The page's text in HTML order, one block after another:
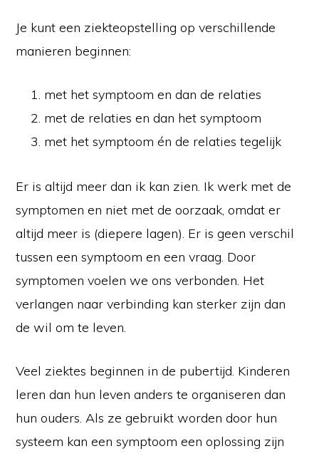
Je kunt een ziekteopstelling op verschillende
manieren beginnen:
met het symptoom en dan de relaties
met de relaties en dan het symptoom
met het symptoom én de relaties tegelijk
Er is altijd meer dan ik kan zien. Ik werk met de
symptomen en niet met de oorzaak, omdat er
altijd meer is (diepere lagen). Er is geen verschil
tussen een symptoom en een vraag. Door
symptomen voelen we ons verbonden. Het
verlangen naar verbinding kan sterker zijn dan
de wil om te leven.
Veel ziektes beginnen in de pubertijd. Kinderen
leren dan hun leven anders te organiseren dan
hun ouders. Als ze gebruikt worden door hun
systeem kan een symptoom een oplossing zijn